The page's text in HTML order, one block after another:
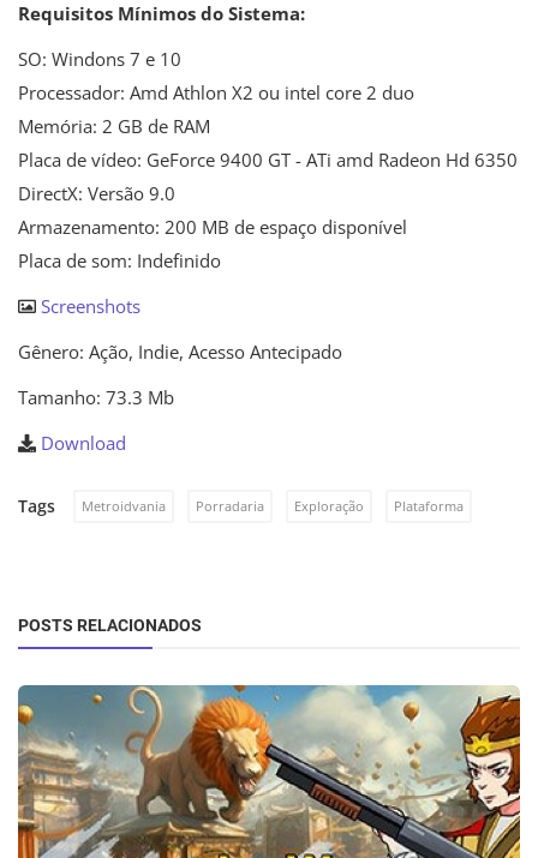
Requisitos Mínimos do Sistema:
SO: Windons 7 e 10
Processador: Amd Athlon X2 ou intel core 2 duo
Memória: 2 GB de RAM
Placa de vídeo: GeForce 9400 GT - ATi amd Radeon Hd 6350
DirectX: Versão 9.0
Armazenamento: 200 MB de espaço disponível
Placa de som: Indefinido
Screenshots
Gênero: Ação, Indie, Acesso Antecipado
Tamanho: 73.3 Mb
Download
Tags Metroidvania Porradaria Exploração Plataforma
POSTS RELACIONADOS